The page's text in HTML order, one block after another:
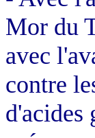
Mor du
avec
contre
d'acides